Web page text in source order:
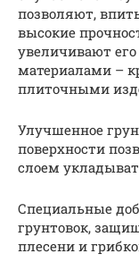
позволяют,
высокие
увеличивают
материалами –
плиточными
Улучшенное
поверхности
слоем
Специальные
грунтовок,
плесени и